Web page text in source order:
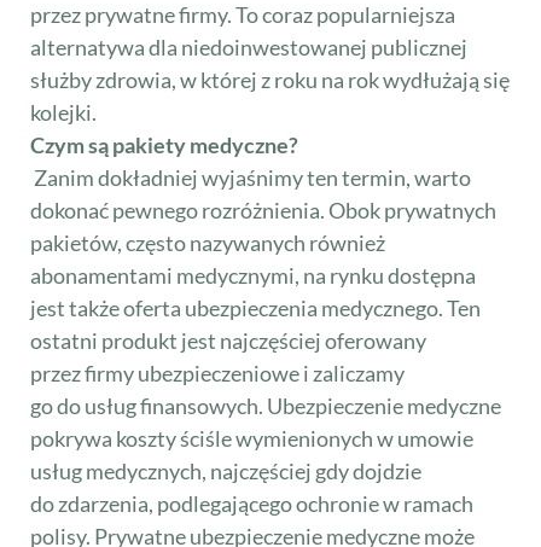
przez prywatne firmy. To coraz popularniejsza
alternatywa dla niedoinwestowanej publicznej
służby zdrowia, w której z roku na rok wydłużają się
kolejki.
Czym są pakiety medyczne?
Zanim dokładniej wyjaśnimy ten termin, warto
dokonać pewnego rozróżnienia. Obok prywatnych
pakietów, często nazywanych również
abonamentami medycznymi, na rynku dostępna
jest także oferta ubezpieczenia medycznego. Ten
ostatni produkt jest najczęściej oferowany
przez firmy ubezpieczeniowe i zaliczamy
go do usług finansowych. Ubezpieczenie medyczne
pokrywa koszty ściśle wymienionych w umowie
usług medycznych, najczęściej gdy dojdzie
do zdarzenia, podlegającego ochronie w ramach
polisy. Prywatne ubezpieczenie medyczne może